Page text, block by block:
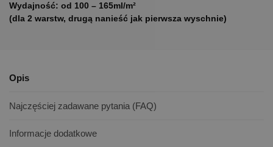
Wydajność: od 100 – 165ml/m²
(dla 2 warstw, drugą nanieść jak pierwsza wyschnie)
Opis
Najczęściej zadawane pytania (FAQ)
Informacje dodatkowe